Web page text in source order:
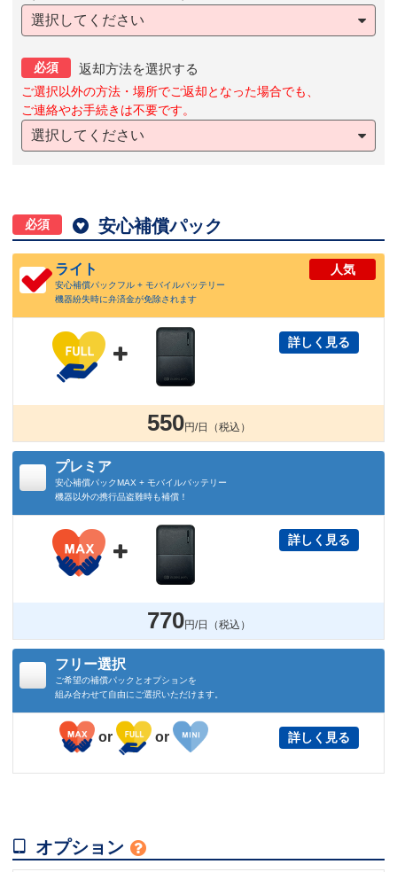
選択してください
必須 返却方法を選択する
ご選択以外の方法・場所でご返却となった場合でも、
ご連絡やお手続きは不要です。
選択してください
必須  安心補償パック
ライト
安心補償パックフル + モバイルバッテリー
機器紛失時に弁済金が免除されます
人気

詳しく見る
550円/日（税込）
プレミア
安心補償パックMAX + モバイルバッテリー
機器以外の携行品盗難時も補償！

詳しく見る
770円/日（税込）
フリー選択
ご希望の補償パックとオプションを
組み合わせて自由にご選択いただけます。
or or 詳しく見る
 オプション 